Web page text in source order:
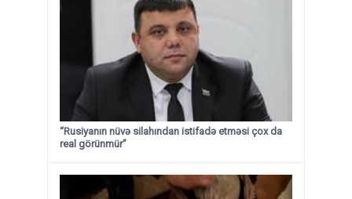
“Rusiyanın nüvə silahından istifadə etməsi çox da
real görünmür”